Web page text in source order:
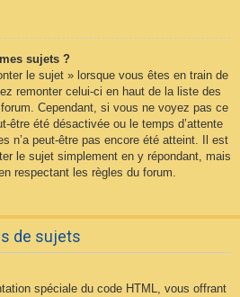
sujets ?
le sujet » lorsque vous êtes en train de
remonter celui-ci en haut de la liste des
Cependant, si vous ne voyez pas ce
être été désactivée ou le temps d’attente
n’a peut-être pas encore été atteint. Il est
le sujet simplement en y répondant, mais
respectant les règles du forum.
de sujets
spéciale du code HTML, vous offrant